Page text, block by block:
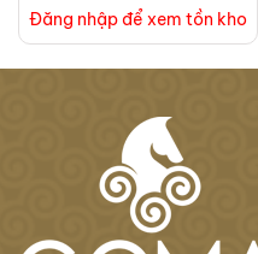
Đăng nhập để xem tồn kho